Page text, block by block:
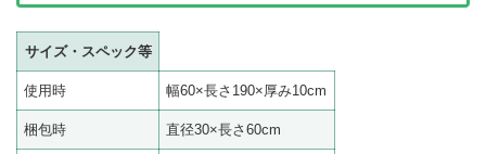
サイズ・スペック等
使用時 幅60×長さ190×厚み10cm
梱包時 直径30×長さ60cm